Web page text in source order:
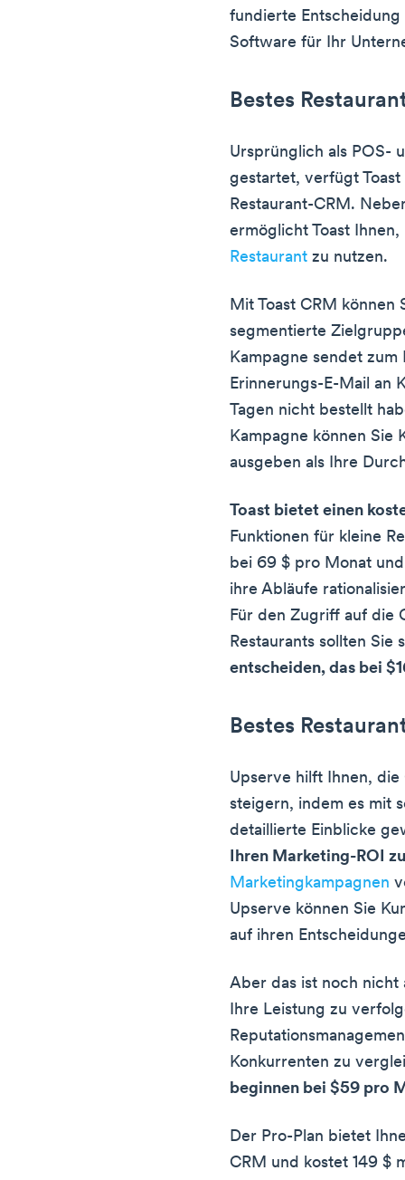
fundierte
Software für Ihr
Bestes
Ursprünglich als POS-
gestartet, verfügt
Restaurant-CRM.
ermöglicht Toast Ihnen,
Restaurant zu nutzen.
Mit Toast CRM können
segmentierte
Kampagne sendet zum
Erinnerungs-E-Mail an
Tagen nicht bestellt
Kampagne können Sie
ausgeben als Ihre
Toast bietet einen
Funktionen für kleine
bei 69 $ pro Monat
ihre Abläufe
Für den Zugriff auf die
Restaurants sollten Sie
entscheiden, das bei
Bestes
Upserve hilft Ihnen, die
steigern, indem es mit
detaillierte Einblicke
Ihren Marketing-ROI
Marketingkampagnen
Upserve können Sie
auf ihren
Aber das ist noch nicht
Ihre Leistung zu
Konkurrenten zu
beginnen bei $59 pro
Der Pro-Plan bietet
CRM und kostet 149 $